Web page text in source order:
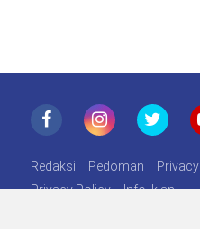
Redaksi Pedoman
Privacy
Privacy Policy
Info Iklan